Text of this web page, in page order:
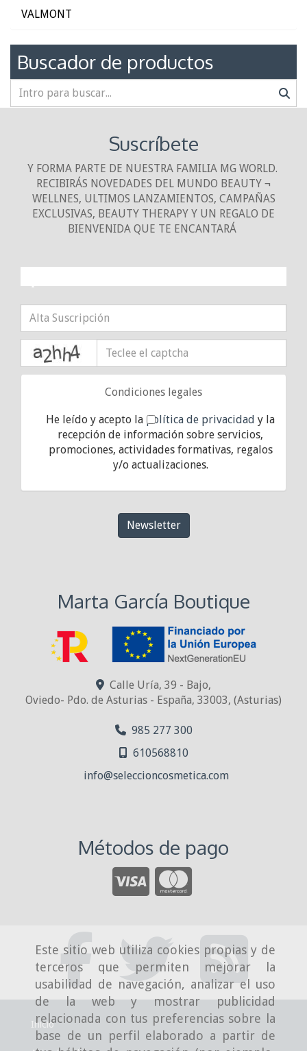
Este sitio web utiliza cookies propias y de
terceros que permiten mejorar la
usabilidad de navegación, analizar el uso
de la web y mostrar publicidad
relacionada con tus preferencias sobre la
base de un perfil elaborado a partir de
VALMONT
Buscador de productos
Suscríbete
Y FORMA PARTE DE NUESTRA FAMILIA MG WORLD.
RECIBIRÁS NOVEDADES DEL MUNDO BEAUTY ¬
WELLNES, ULTIMOS LANZAMIENTOS, CAMPAÑAS
EXCLUSIVAS, BEAUTY THERAPY Y UN REGALO DE
BIENVENIDA QUE TE ENCANTARÁ
Condiciones legales
He leído y acepto la política de privacidad y la
recepción de información sobre servicios,
promociones, actividades formativas, regalos
y/o actualizaciones.
Newsletter
Marta García Boutique
Calle Uría, 39 - Bajo,
Oviedo- Pdo. de Asturias - España, 33003, (Asturias)
985 277 300
610568810
info
seleccioncosmetica.com
Métodos de pago
Inicio